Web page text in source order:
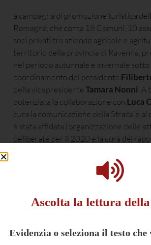
a campagna di promozione turistica
Romagna, che conta 18 Comuni, 10
soci privati tra aziende agricole e
territorio della provincia di Ravenna,
nel periodo autunnale e invernale sotto
coordinamento del presidente
della vicepresidenteTamara Nonni. A
potenziata la collaborazione con Luca
cura la comunicazione della Strada e al
è stata affidata l’organizzazione delle
deliberate per il 2020 e la cura dei
precedente coordinatriceMaida
Ascolta la lettura
Evidenzia o seleziona il testo che